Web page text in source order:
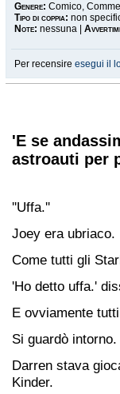
Genere: Comico,
Tipo di coppia: non
Note: nessuna |
Per recensire esegui il
'E se
astroauti per
''Uffa.''
Joey era ubriaco.
Come tutti gli
'Ho detto uffa.'
E ovviamente
Si guardò intorno.
Darren stava
Kinder.